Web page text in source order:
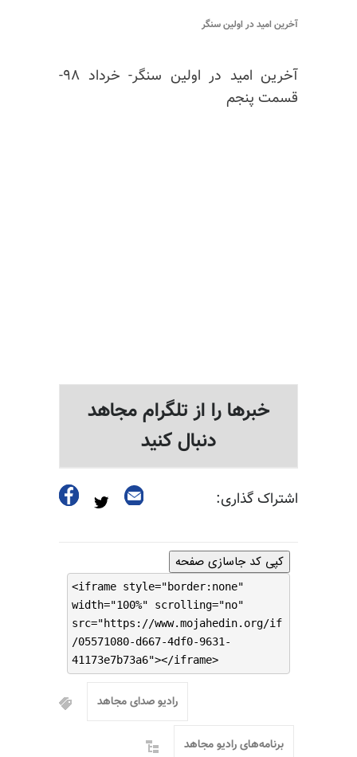
آخرین امید در اولین سنگر
آخرین امید در اولین سنگر- خرداد ۹۸-
قسمت پنجم
خبرها را از تلگرام مجاهد
دنبال کنید
اشتراک گذاری:
کپی کد جاسازی صفحه
<iframe style="border:none"
width="100%" scrolling="no"
src="https://www.mojahedin.org/if
/05571080-d667-4df0-9631-
41173e7b73a6"></iframe>
رادیو صدای مجاهد
برنامه‌های رادیو مجاهد